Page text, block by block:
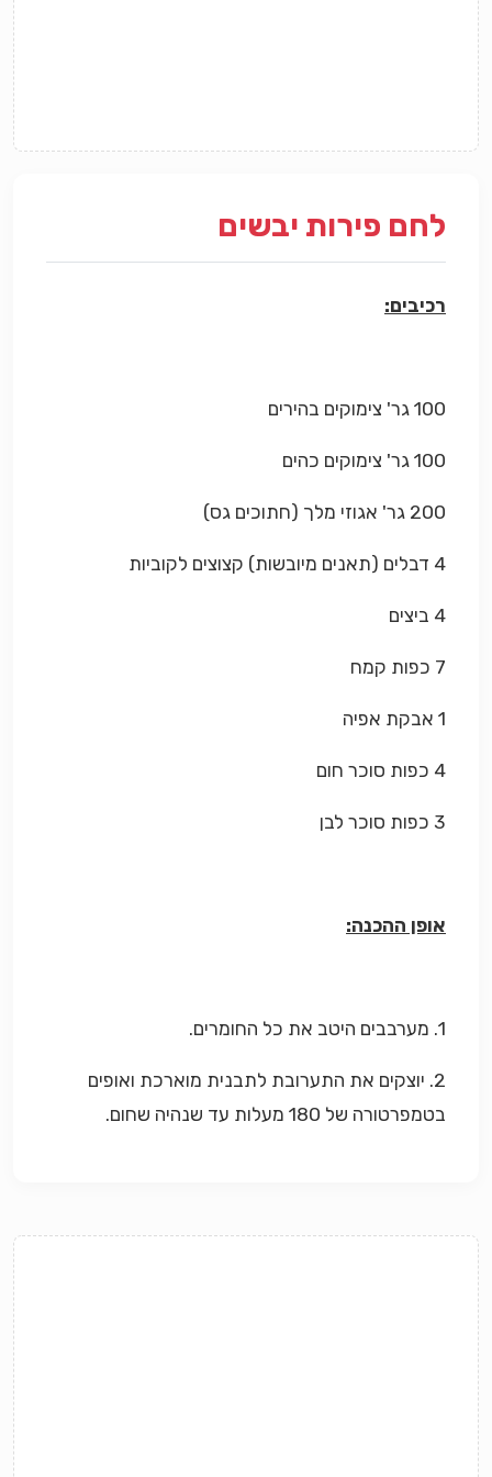
לחם פירות יבשים
רכיבים:
100 גר' צימוקים בהירים
100 גר' צימוקים כהים
200 גר' אגוזי מלך (חתוכים גס)
4 דבלים (תאנים מיובשות) קצוצים לקוביות
4 ביצים
7 כפות קמח
1 אבקת אפיה
4 כפות סוכר חום
3 כפות סוכר לבן
אופן ההכנה:
1. מערבבים היטב את כל החומרים.
2. יוצקים את התערובת לתבנית מוארכת ואופים
בטמפרטורה של 180 מעלות עד שנהיה שחום.